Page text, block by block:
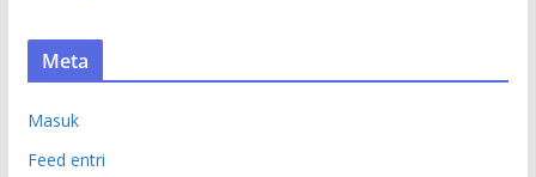
Meta
Masuk
Feed entri